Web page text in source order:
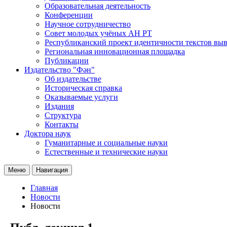
Образовательная деятельность
Конференции
Научное сотрудничество
Совет молодых учёных АН РТ
Республиканский проект идентичности текстов
Региональная инновационная площадка
Публикации
Издательство "Фән"
Об издательстве
Историческая справка
Оказываемые услуги
Издания
Структура
Контакты
Доктора наук
Гуманитарные и социальные науки
Естественные и технические науки
Меню Навигация
Главная
Новости
Новости